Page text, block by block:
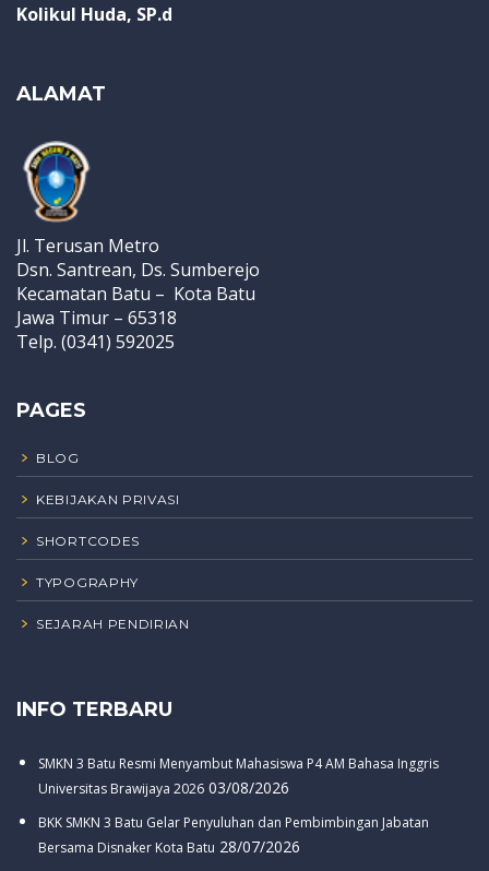
Kolikul Huda, SP.d
ALAMAT
Jl. Terusan Metro
Dsn. Santrean, Ds. Sumberejo
Kecamatan Batu – Kota Batu
Jawa Timur – 65318
Telp. (0341) 592025
PAGES
BLOG
KEBIJAKAN PRIVASI
SHORTCODES
TYPOGRAPHY
SEJARAH PENDIRIAN
INFO TERBARU
SMKN 3 Batu Resmi Menyambut Mahasiswa P4 AM Bahasa Inggris
Universitas Brawijaya 2026 03/08/2026
BKK SMKN 3 Batu Gelar Penyuluhan dan Pembimbingan Jabatan
Bersama Disnaker Kota Batu 28/07/2026